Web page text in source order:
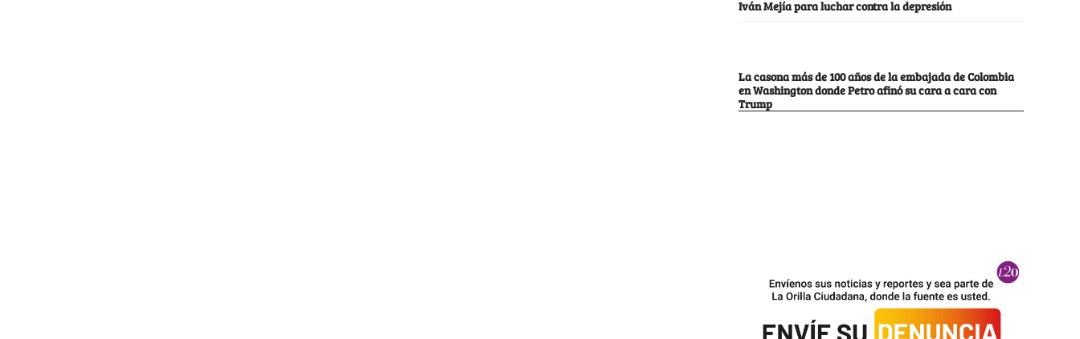
Iván Mejía para luchar contra la depresión
La casona más de 100 años de la embajada de Colombia
en Washington donde Petro afinó su cara a cara con
Trump